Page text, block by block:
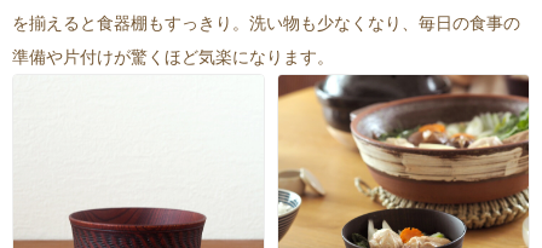
を揃えると食器棚もすっきり。洗い物も少なくなり、毎日の食事の
準備や片付けが驚くほど気楽になります。